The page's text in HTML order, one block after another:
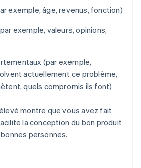
exemple, âge, revenus, fonction)
exemple, valeurs, opinions,
(par exemple,
actuellement ce problème,
quels compromis ils font)
montre que vous avez fait
la conception du bon produit
personnes.